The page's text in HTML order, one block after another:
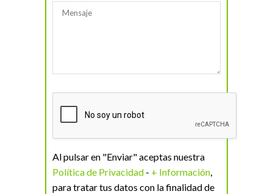
Al pulsar en "Enviar" aceptas nuestra
Política de Privacidad - + Información,
para tratar tus datos con la finalidad de